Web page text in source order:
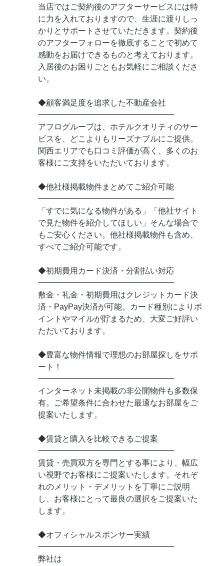
当店ではご契約後のアフターサービスには特
に力を入れておりますので、生涯に渡りしっ
かりとサポートさせていただきます。契約後
のアフターフォローを徹底することで初めて
感動をお届けできるものと考えております。
入居後のお困りごともお気軽にご相談くださ
い。
◆顧客満足度を追求した不動産会社
━━━━━━━━━━━━━━━━━
アフログループは、ホテルクオリティのサー
ビスを、どこよりもリーズナブルにご提供。
関西エリアでも口コミ評価が高く、多くのお
客様にご支持をいただいております。
◆他社様掲載物件まとめてご紹介可能
━━━━━━━━━━━━━━━━━
「すでに気になる物件がある」「他社サイト
で見た物件を紹介してほしい」そんな場合で
もご安心ください。他社様掲載物件も含め、
すべてご紹介可能です。
◆初期費用カード決済・分割払い対応
━━━━━━━━━━━━━━━━━
敷金・礼金・初期費用はクレジットカード決
済・PayPay決済が可能。カード種別によりポ
イントやマイルが貯まるため、大変ご好評い
ただいております。
◆豊富な物件情報で理想のお部屋探しをサポ
ート！
━━━━━━━━━━━━━━━━━
インターネット未掲載の非公開物件も多数保
有。ご希望条件に合わせた最適なお部屋をご
提案いたします。
◆賃貸と購入を比較できるご提案
━━━━━━━━━━━━━━━━━
賃貸・売買双方を専門とする事により、幅広
い視野でお客様にご提案いたします。それぞ
れのメリット・デメリットを丁寧にご説明
し、お客様にとって最良の選択をご提案いた
します。
◆オフィシャルスポンサー実績
━━━━━━━━━━━━━━━━━
弊社は